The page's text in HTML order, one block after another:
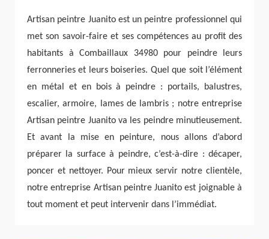
Artisan peintre Juanito est un peintre professionnel qui
met son savoir-faire et ses compétences au profit des
habitants à Combaillaux 34980 pour peindre leurs
ferronneries et leurs boiseries. Quel que soit l’élément
en métal et en bois à peindre : portails, balustres,
escalier, armoire, lames de lambris ; notre entreprise
Artisan peintre Juanito va les peindre minutieusement.
Et avant la mise en peinture, nous allons d’abord
préparer la surface à peindre, c’est-à-dire : décaper,
poncer et nettoyer. Pour mieux servir notre clientèle,
notre entreprise Artisan peintre Juanito est joignable à
tout moment et peut intervenir dans l’immédiat.